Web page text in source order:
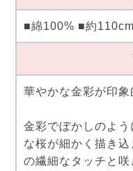
■綿100% ■約
華やかな金彩が印象
金彩でぼかしのよ
な桜が細かく描き
の繊細なタッチと